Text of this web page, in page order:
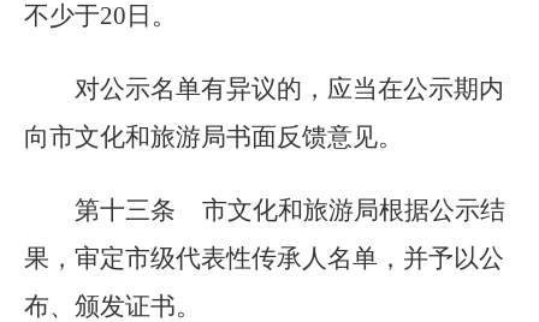
不少于20 日。
对公示名单有异议的，应当在公示期内
向市文化和旅游局书面反馈意见。
第十三条
市文化和旅游局根据公示结
果，审定市级代表性传承人名单，并予以公
布、颁发证书。